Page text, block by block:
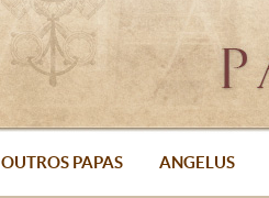
OUTROS PAPAS ANGELUS